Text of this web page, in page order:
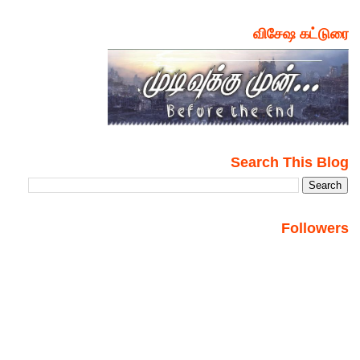
விசேஷ கட்டுரை
Search This Blog
Followers